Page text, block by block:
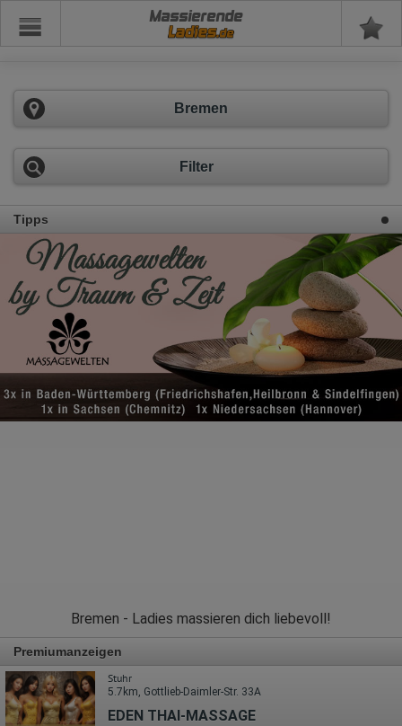
Massierende
Bremen
Filter
Tipps
Bremen - Ladies massieren dich liebevoll!
Premiumanzeigen
Stuhr
5.7km, Gottlieb-Daimler-Str. 33A
EDEN THAI-MASSAGE